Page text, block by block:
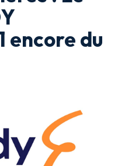
encore du